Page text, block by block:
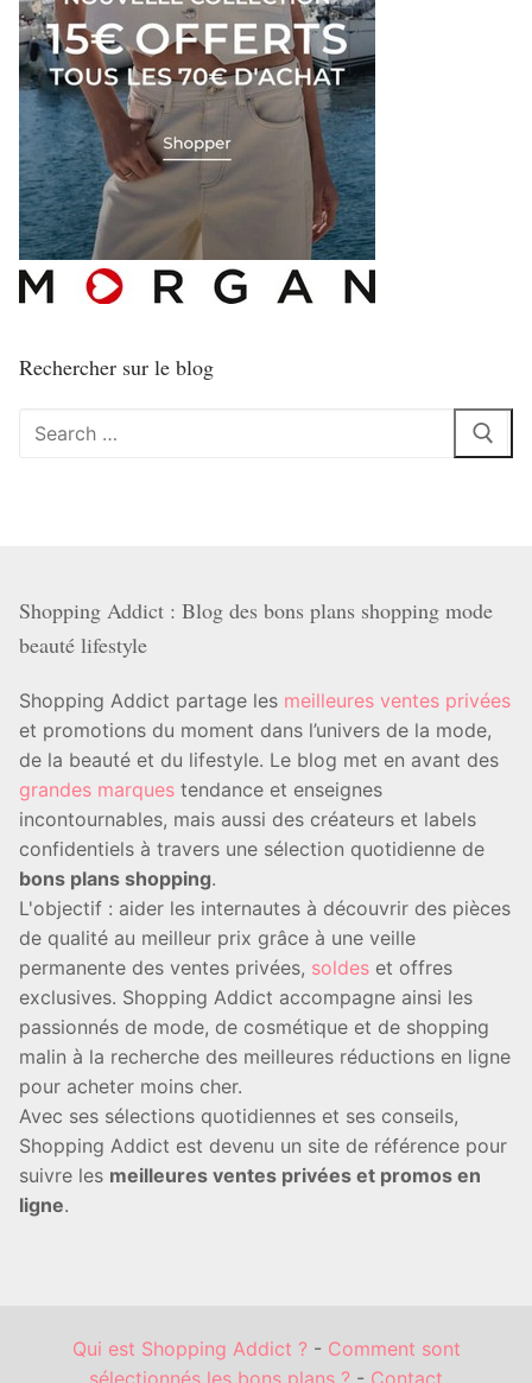
Rechercher sur le blog
Rechercher
Shopping Addict : Blog des bons plans shopping mode
beauté lifestyle
Shopping Addict partage les meilleures ventes privées
et promotions du moment dans l’univers de la mode,
de la beauté et du lifestyle. Le blog met en avant des
grandes marques tendance et enseignes
incontournables, mais aussi des créateurs et labels
confidentiels à travers une sélection quotidienne de
bons plans shopping.
L'objectif : aider les internautes à découvrir des pièces
de qualité au meilleur prix grâce à une veille
permanente des ventes privées, soldes et offres
exclusives. Shopping Addict accompagne ainsi les
passionnés de mode, de cosmétique et de shopping
malin à la recherche des meilleures réductions en ligne
pour acheter moins cher.
Avec ses sélections quotidiennes et ses conseils,
Shopping Addict est devenu un site de référence pour
suivre les meilleures ventes privées et promos en
ligne.
Qui est Shopping Addict ?- Comment sont
sélectionnés les bons plans ? - Contact